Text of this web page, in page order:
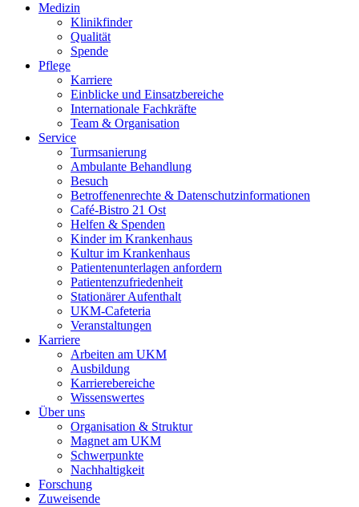
Medizin
Klinikfinder
Qualität
Spende
Pflege
Karriere
Einblicke und Einsatzbereiche
Internationale Fachkräfte
Team & Organisation
Service
Turmsanierung
Ambulante Behandlung
Besuch
Betroffenenrechte & Datenschutzinformationen
Café-Bistro 21 Ost
Helfen & Spenden
Kinder im Krankenhaus
Kultur im Krankenhaus
Patientenunterlagen anfordern
Patientenzufriedenheit
Stationärer Aufenthalt
UKM-Cafeteria
Veranstaltungen
Karriere
Arbeiten am UKM
Ausbildung
Karrierebereiche
Wissenswertes
Über uns
Organisation & Struktur
Magnet am UKM
Schwerpunkte
Nachhaltigkeit
Forschung
Zuweisende